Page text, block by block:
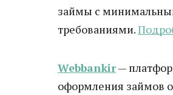
займы с
требованиями.
Webbankir—
оформления займов